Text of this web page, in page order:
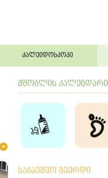
კალეიდოსკოპი
მშობლის კალენდარი
საბავშვო გვერდი